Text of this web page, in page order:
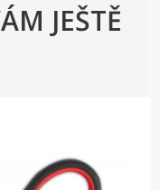
JEŠTĚ